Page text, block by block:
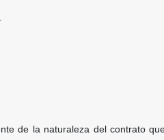
de la naturaleza del contrato